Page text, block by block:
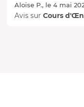
Aloïse P., le 4 mai
Avis sur Cours